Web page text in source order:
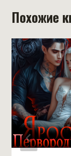
Похожие